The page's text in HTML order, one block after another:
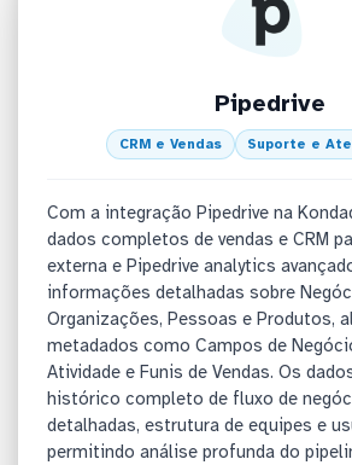
Pipedrive
CRM e Vendas Suporte e
Com a integração Pipedrive na
dados completos de vendas e CRM
externa e Pipedrive analytics
informações detalhadas sobre
Organizações, Pessoas e Produtos,
metadados como Campos de
Atividade e Funis de Vendas. Os
histórico completo de fluxo de
detalhadas, estrutura de equipes e
permitindo análise profunda do